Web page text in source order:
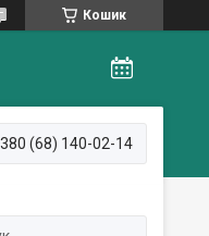
Кошик
(68) 140-02-14